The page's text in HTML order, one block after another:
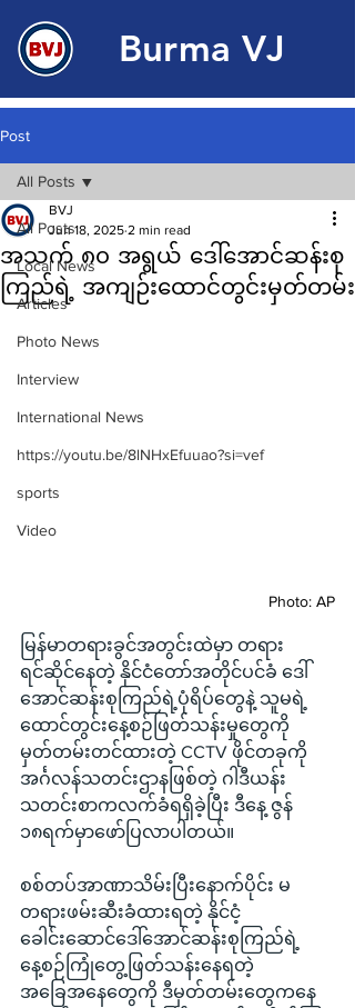
Burma VJ
Post
All Posts
Local News
Articles
Photo News
Interview
International News
https://youtu.be/8lNHxEfuuao?si=vef
sports
Video
All Posts
အသက် ၈၀ အရွယ် ဒေါ်အောင်ဆန်းစု
ကြည်ရဲ့ အကျဉ်းထောင်တွင်းမှတ်တမ်း
BVJ
Jun 18, 2025 2 min read
Photo: AP
မြန်မာတရားခွင်အတွင်းထဲမှာ တရား
ရင်ဆိုင်နေတဲ့ နိုင်ငံတော်အတိုင်ပင်ခံ ဒေါ်
အောင်ဆန်းစုကြည်ရဲ့ပုံရိပ်တွေနဲ့ သူမရဲ့
ထောင်တွင်းနေ့စဉ်ဖြတ်သန်းမှုတွေကို
မှတ်တမ်းတင်ထားတဲ့ CCTV ဖိုင်တခုကို
အင်္ဂလန်သတင်းဌာနဖြစ်တဲ့ ဂါဒီယန်း
သတင်းစာကလက်ခံရရှိခဲ့ပြီး ဒီနေ့ ဇွန်
၁၈ရက်မှာဖော်ပြလာပါတယ်။
စစ်တပ်အာဏာသိမ်းပြီးနောက်ပိုင်း မ
တရားဖမ်းဆီးခံထားရတဲ့ နိုင်ငံ့
ခေါင်းဆောင်ဒေါ်အောင်ဆန်းစုကြည်ရဲ့
နေ့စဉ်ကြုံတွေ့ဖြတ်သန်းနေရတဲ့
အခြေအနေတွေကို ဒီမှတ်တမ်းတွေကနေ